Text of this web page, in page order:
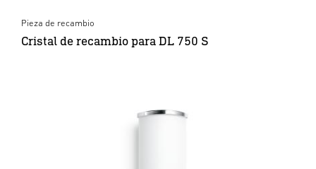
Pieza de recambio
Cristal de recambio para DL 750 S